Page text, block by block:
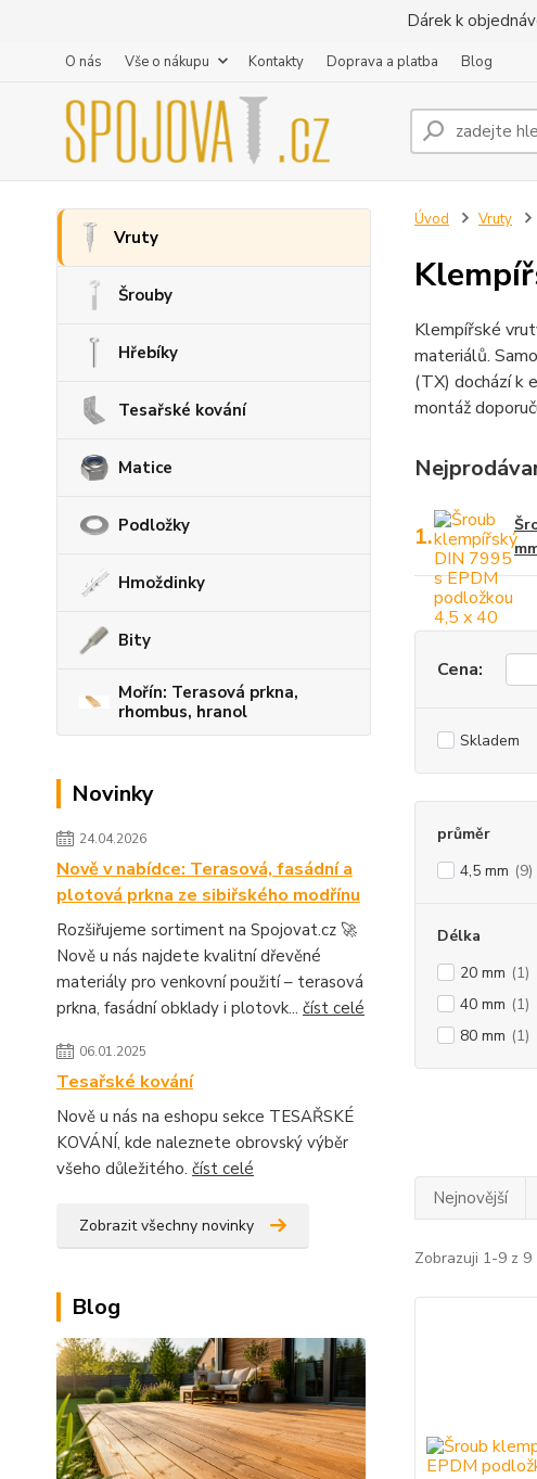
Dárek k
O nás Vše o nákupu Kontakty Doprava a platba Blog
Vruty
Šrouby
Hřebíky
Tesařské kování
Matice
Podložky
Hmoždinky
Bity
Mořín: Terasová prkna,
rhombus, hranol
Novinky
24.04.2026
Nově v nabídce: Terasová, fasádní a
plotová prkna ze sibiřského modřínu
Rozšiřujeme sortiment na Spojovat.cz 🚀
Nově u nás najdete kvalitní dřevěné
materiály pro venkovní použití – terasová
prkna, fasádní obklady i plotovk... číst celé
06.01.2025
Tesařské kování
Nově u nás na eshopu sekce TESAŘSKÉ
KOVÁNÍ, kde naleznete obrovský výběr
všeho důležitého. číst celé
Zobrazit všechny novinky
Blog
Úvod Vruty
Klempířské
materiálů.
(TX) dochází k
montáž
1.
Cena:
Skladem
průměr
4,5 mm (9)
Délka
20 mm (1)
40 mm (1)
80 mm (1)
Nejnovější
Zobrazuji 1-9 z 9